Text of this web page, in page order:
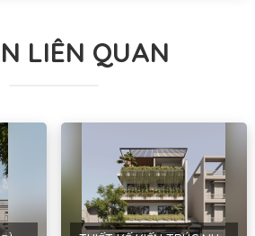
LIÊN QUAN